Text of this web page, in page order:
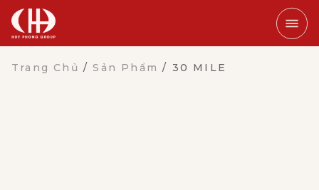
Trang Chủ /Sản Phẩm / 30 MILE